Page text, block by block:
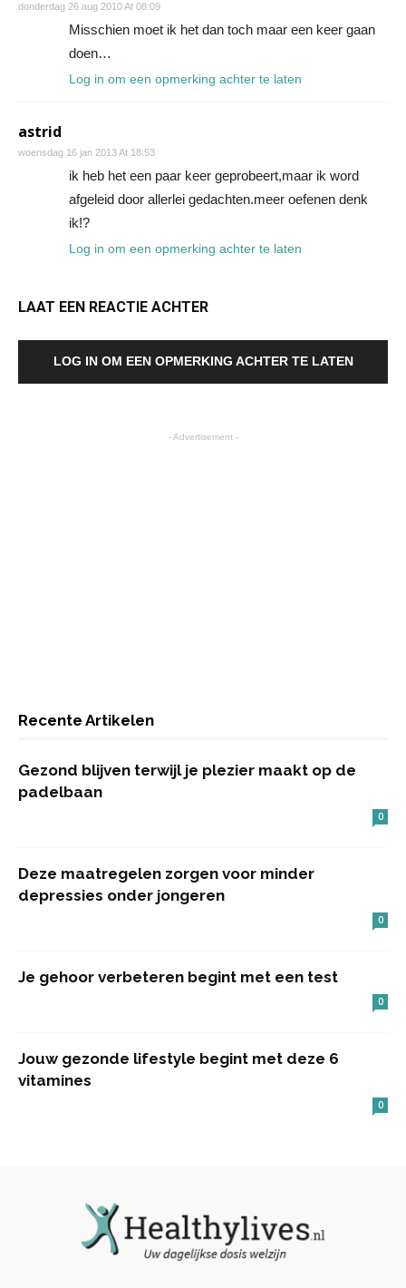
donderdag 26 aug 2010 At 08:09
Misschien moet ik het dan toch maar een keer gaan
doen…
Log in om een opmerking achter te laten
astrid
woensdag 16 jan 2013 At 18:53
ik heb het een paar keer geprobeert,maar ik word
afgeleid door allerlei gedachten.meer oefenen denk
ik!?
Log in om een opmerking achter te laten
LAAT EEN REACTIE ACHTER
LOG IN OM EEN OPMERKING ACHTER TE LATEN
- Advertisement -
Recente Artikelen
Gezond blijven terwijl je plezier maakt op de
padelbaan
0
Deze maatregelen zorgen voor minder
depressies onder jongeren
0
Je gehoor verbeteren begint met een test
0
Jouw gezonde lifestyle begint met deze 6
vitamines
0